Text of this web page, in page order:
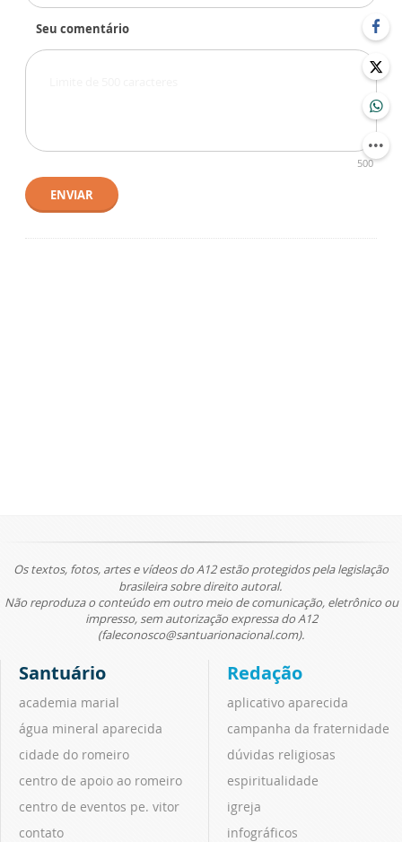
Seu comentário
500
ENVIAR
Os textos, fotos, artes e vídeos do A12 estão protegidos pela legislação
brasileira sobre direito autoral.
Não reproduza o conteúdo em outro meio de comunicação, eletrônico ou
impresso, sem autorização expressa do A12
(faleconosco@santuarionacional.com).
Santuário
academia marial
água mineral aparecida
cidade do romeiro
centro de apoio ao romeiro
centro de eventos pe. vitor
contato
Redação
aplicativo aparecida
campanha da fraternidade
dúvidas religiosas
espiritualidade
igreja
infográficos